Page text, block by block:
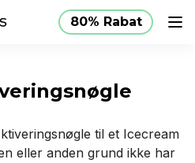
80% Rabat
80% RabatDK
til et Icecream
eller anden grund ikke har